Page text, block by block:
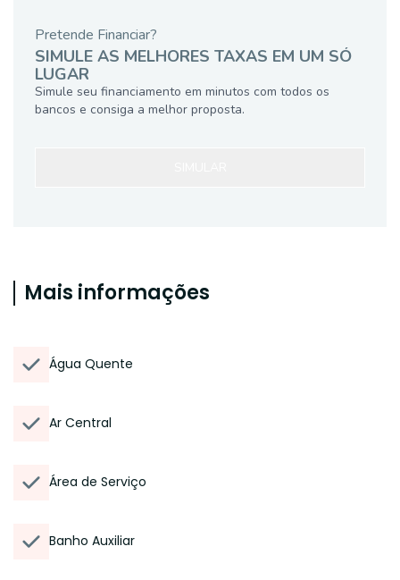
Pretende Financiar?
SIMULE AS MELHORES TAXAS EM UM SÓ
LUGAR
Simule seu financiamento em minutos com todos os
bancos e consiga a melhor proposta.
Mais informações
Água Quente
Ar Central
Área de Serviço
Banho Auxiliar